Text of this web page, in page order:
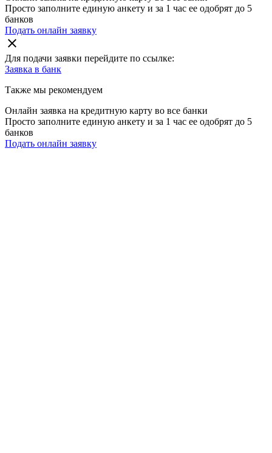
Просто заполните единую анкету и за 1 час ее одобрят до 5
банков
Подать онлайн заявку
close
Для подачи заявки перейдите по ссылке:
Заявка в банк
Также мы рекомендуем
Онлайн заявка на кредитную карту во все банки
Просто заполните единую анкету и за 1 час ее одобрят до 5
банков
Подать онлайн заявку